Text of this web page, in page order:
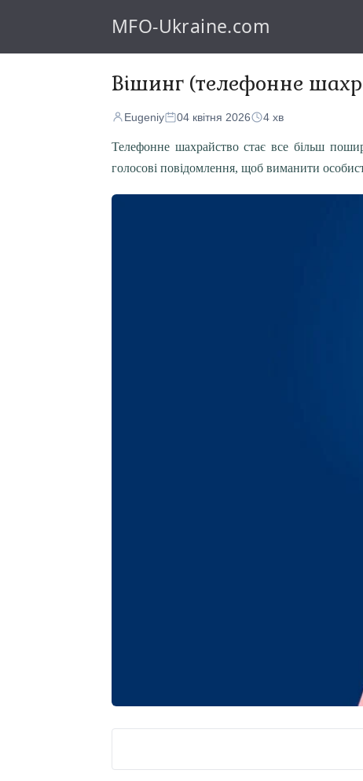
MFO-Ukraine.com
Вішинг (телефонне
Eugeniy 04 квітня 2026 4 хв
Телефонне шахрайство стає все більш
голосові повідомлення, щоб виманити